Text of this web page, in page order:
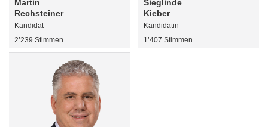
Martin
Rechsteiner
Kandidat
2’239 Stimmen
Sieglinde
Kieber
Kandidatin
1’407 Stimmen